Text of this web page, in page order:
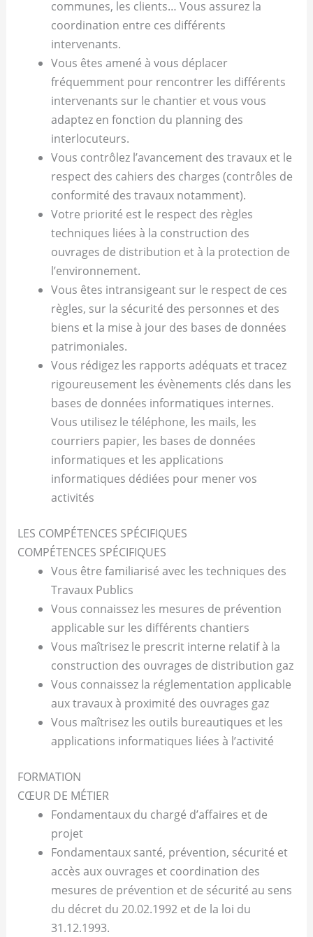
communes, les clients… Vous assurez la
coordination entre ces différents
intervenants.
Vous êtes amené à vous déplacer
fréquemment pour rencontrer les différents
intervenants sur le chantier et vous vous
adaptez en fonction du planning des
interlocuteurs.
Vous contrôlez l’avancement des travaux et le
respect des cahiers des charges (contrôles de
conformité des travaux notamment).
Votre priorité est le respect des règles
techniques liées à la construction des
ouvrages de distribution et à la protection de
l’environnement.
Vous êtes intransigeant sur le respect de ces
règles, sur la sécurité des personnes et des
biens et la mise à jour des bases de données
patrimoniales.
Vous rédigez les rapports adéquats et tracez
rigoureusement les évènements clés dans les
bases de données informatiques internes.
Vous utilisez le téléphone, les mails, les
courriers papier, les bases de données
informatiques et les applications
informatiques dédiées pour mener vos
activités
LES COMPÉTENCES SPÉCIFIQUES
COMPÉTENCES SPÉCIFIQUES
Vous être familiarisé avec les techniques des
Travaux Publics
Vous connaissez les mesures de prévention
applicable sur les différents chantiers
Vous maîtrisez le prescrit interne relatif à la
construction des ouvrages de distribution gaz
Vous connaissez la réglementation applicable
aux travaux à proximité des ouvrages gaz
Vous maîtrisez les outils bureautiques et les
applications informatiques liées à l’activité
FORMATION
CŒUR DE MÉTIER
Fondamentaux du chargé d’affaires et de
projet
Fondamentaux santé, prévention, sécurité et
accès aux ouvrages et coordination des
mesures de prévention et de sécurité au sens
du décret du 20.02.1992 et de la loi du
31.12.1993.